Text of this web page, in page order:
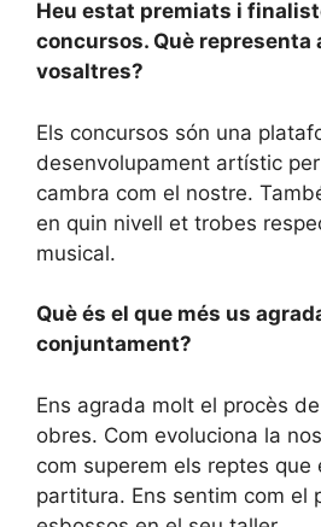
Heu estat premiats i
concursos. Què representa
vosaltres?
Els concursos són una
desenvolupament artístic
cambra com el nostre.
en quin nivell et trobes
musical.
Què és el que més us
conjuntament?
Ens agrada molt el procès
obres. Com evoluciona la
com superem els reptes que
partitura. Ens sentim com el